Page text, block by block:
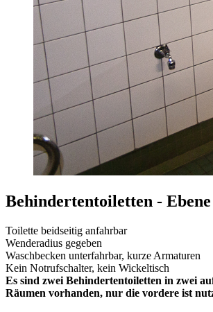
Behindertentoiletten - Ebene
Toilette beidseitig anfahrbar
Wenderadius gegeben
Waschbecken unterfahrbar, kurze Armaturen
Kein Notrufschalter, kein Wickeltisch
Es sind zwei Behindertentoiletten in zwei
Räumen vorhanden, nur die vordere ist